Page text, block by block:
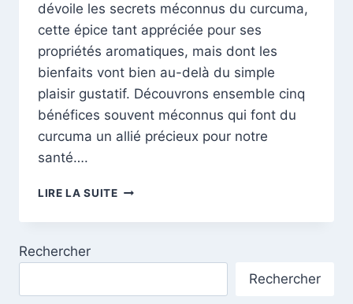
dévoile les secrets méconnus du curcuma,
cette épice tant appréciée pour ses
propriétés aromatiques, mais dont les
bienfaits vont bien au-delà du simple
plaisir gustatif. Découvrons ensemble cinq
bénéfices souvent méconnus qui font du
curcuma un allié précieux pour notre
santé….
LIRE LA SUITELES
BÉNÉFICES
Rechercher
Rechercher